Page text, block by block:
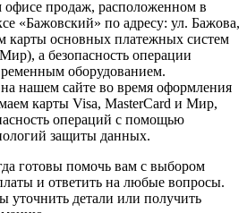
продаж, расположенном в
«Бажовский» по адресу: ул. Бажова,
основных платежных систем
а безопасность операции
оборудованием.
нашем сайте во время оформления
карты Visa, MasterCard и Мир,
операций с помощью
защиты данных.
готовы помочь вам с выбором
и ответить на любые вопросы.
уточнить детали или получить